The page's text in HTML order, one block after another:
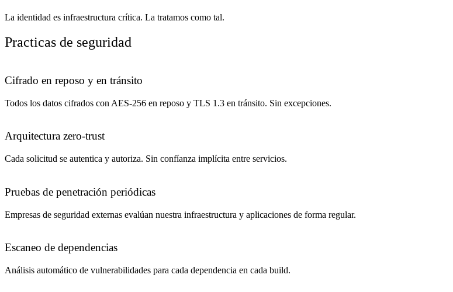
La identidad es infraestructura crítica. La tratamos como tal.
Practicas de seguridad
Cifrado en reposo y en tránsito
Todos los datos cifrados con AES-256 en reposo y TLS 1.3 en tránsito. Sin excepciones.
Arquitectura zero-trust
Cada solicitud se autentica y autoriza. Sin confíanza implícita entre servicios.
Pruebas de penetración periódicas
Empresas de seguridad externas evalúan nuestra infraestructura y aplicaciones de forma regular.
Escaneo de dependencias
Análisis automático de vulnerabilidades para cada dependencia en cada build.